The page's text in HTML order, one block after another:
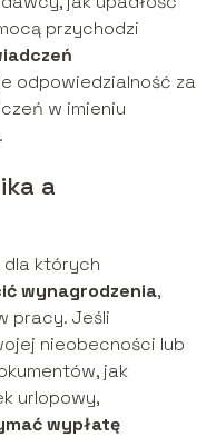
przychodzi
odpowiedzialność za
w imieniu
a
dla których
wynagrodzenia,
pracy. Jeśli
nieobecności lub
jak
urlopowy,
wypłatę